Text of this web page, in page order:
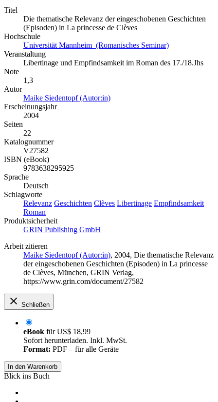
Titel
Die thematische Relevanz der eingeschobenen Geschichten
(Episoden) in La princesse de Clèves
Hochschule
Universität Mannheim (Romanisches Seminar)
Veranstaltung
Libertinage und Empfindsamkeit im Roman des 17./18.Jhs
Note
1,3
Autor
Maike Siedentopf (Autor:in)
Erscheinungsjahr
2004
Seiten
22
Katalognummer
V27582
ISBN (eBook)
9783638295925
Sprache
Deutsch
Schlagworte
Relevanz Geschichten Clèves Libertinage Empfindsamkeit
Roman
Produktsicherheit
GRIN Publishing GmbH
Arbeit zitieren
Maike Siedentopf (Autor:in), 2004, Die thematische Relevanz
der eingeschobenen Geschichten (Episoden) in La princesse
de Clèves, München, GRIN Verlag,
https://www.grin.com/document/27582
Schließen
eBook fürUS$ 18,99
Sofort herunterladen. Inkl. MwSt.
Format: PDF – für alle Geräte
In den Warenkorb
Blick ins Buch